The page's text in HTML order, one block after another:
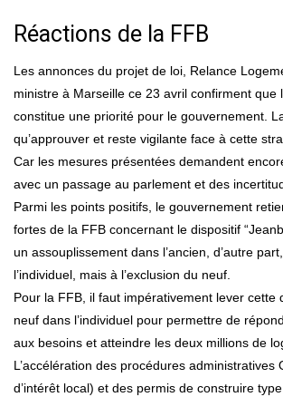
Réactions de la FFB
Les annonces du projet de loi, Relance
ministre à Marseille ce 23 avril confirment que
constitue une priorité pour le gouvernement.
qu’approuver et reste vigilante face à cette
Car les mesures présentées demandent
avec un passage au parlement et des
Parmi les points positifs, le gouvernement
fortes de la FFB concernant le dispositif
un assouplissement dans l’ancien, d’autre
l’individuel, mais à l’exclusion du neuf.
Pour la FFB, il faut impérativement lever cette
neuf dans l’individuel pour permettre de
aux besoins et atteindre les deux millions de
L’accélération des procédures administratives
d’intérêt local) et des permis de construire